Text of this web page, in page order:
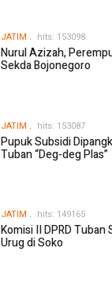
JATIM hits: 153098
Nurul Azizah,
Sekda Bojonegoro
JATIM hits: 153087
Pupuk Subsidi
Tuban “Deg-deg Plas”
JATIM hits: 149165
Komisi II DPRD Tuban
Urug di Soko